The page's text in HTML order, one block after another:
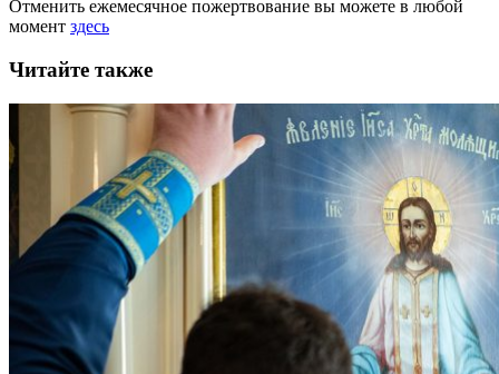
Отменить ежемесячное пожертвование вы можете в любой
момент здесь
Читайте также